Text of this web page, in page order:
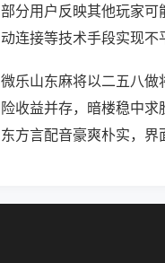
部分用户反映其他玩家可
动连接等技术手段实现不
微乐山东麻将以二五八
险收益并存，暗楼稳中
东方言配音豪爽朴实，界